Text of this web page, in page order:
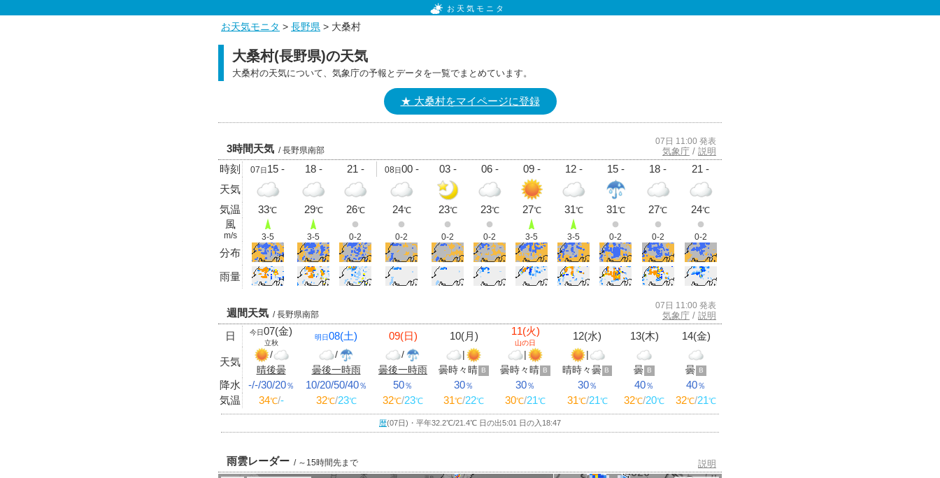
お天気モニタ
お天気モニタ > 長野県 > 大桑村
大桑村(長野県)の天気
大桑村の天気について、気象庁の予報とデータを一覧でまとめています。
★ 大桑村をマイページに登録
3時間天気 / 長野県南部
07日 11:00 発表
気象庁 / 説明
時刻 07日 15 - 18 - 21 - 08日00 - 03 - 06 - 09 - 12 - 15 - 18 -
21 -
天気
気温
33℃ 29℃ 26℃ 24℃ 23℃ 23℃ 27℃ 31℃ 31℃ 27℃ 24℃
風
m/s 3-5 3-5 0-2 0-2 0-2 0-2 3-5 3-5 0-2 0-2 0-2
分布
雨量
週間天気 / 長野県南部
07日 11:00 発表
気象庁 / 説明
日 今日07(金)
立秋
明日08(土) 09(日) 10(月) 11(火)
山の日
12(水) 13(木) 14(金)
天気
/
晴後曇
/
曇後一時雨
/
曇後一時雨
|
曇時々晴 B
|
曇時々晴 B
|
晴時々曇 B 曇 B 曇 B
降水 -/-/30/20％ 10/20/50/40％ 50％ 30％ 30％ 30％ 40％ 40％
気温 34℃/- 32℃/23℃ 32℃/23℃ 31℃/22℃ 30℃/21℃ 31℃/21℃ 32℃/20℃ 32℃/21℃
暦(07日)・平年32.2℃/21.4℃ 日の出5:01 日の入18:47
雨雲レーダー / ～15時間先まで 説明